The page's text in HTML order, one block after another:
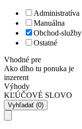
Administratíva
Manuálna
Obchod-služby
Ostatné
Vhodné pre
Ako dlho tu ponuka je
inzerent
Výhody
KĽÚČOVÉ SLOVO